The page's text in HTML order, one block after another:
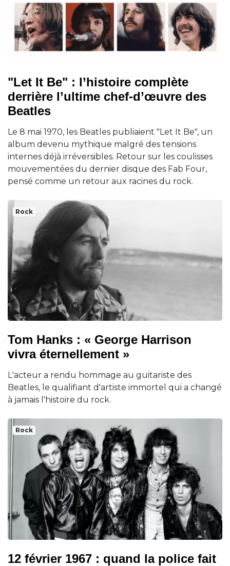
"Let It Be" : l’histoire complète
derrière l’ultime chef-d’œuvre des
Beatles
Le 8 mai 1970, les Beatles publiaient "Let It Be", un
album devenu mythique malgré des tensions
internes déjà irréversibles. Retour sur les coulisses
mouvementées du dernier disque des Fab Four,
pensé comme un retour aux racines du rock.
Rock
Tom Hanks : « George Harrison
vivra éternellement »
L'acteur a rendu hommage au guitariste des
Beatles, le qualifiant d'artiste immortel qui a changé
à jamais l'histoire du rock.
Rock
12 février 1967 : quand la police fait